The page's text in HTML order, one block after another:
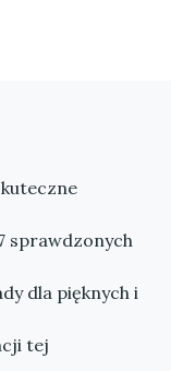
sprawdzonych
dla pięknych i
tej